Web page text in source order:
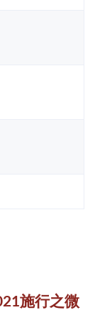
施行之微